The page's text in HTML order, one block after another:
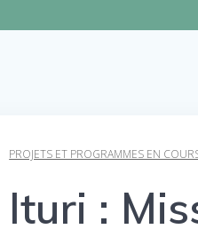
PROJETS ET PROGRAMMES EN
Ituri :